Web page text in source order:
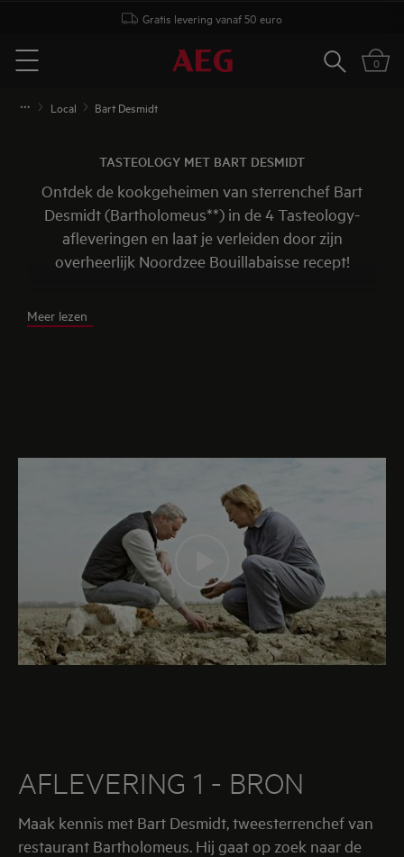
Gratis levering vanaf 50 euro
Menu
Zoeken0
Local Bart Desmidt
TASTEOLOGY MET BART DESMIDT
Ontdek de kookgeheimen van sterrenchef Bart
Desmidt (Bartholomeus**) in de 4 Tasteology-
afleveringen en laat je verleiden door zijn
overheerlijk Noordzee Bouillabaisse recept!
Meer lezen
AFLEVERING 1 - BRON
Maak kennis met Bart Desmidt, tweesterrenchef van
restaurant Bartholomeus. Hij gaat op zoek naar de